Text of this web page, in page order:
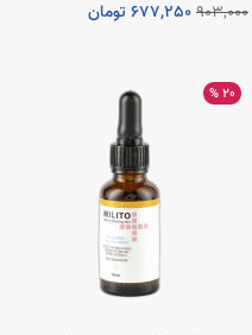
903,000 677,250 تومان
20 %